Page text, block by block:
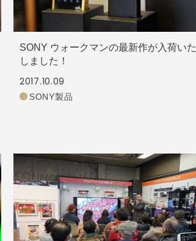
SONY ウォークマンの最新作が入荷いた
しました！
2017.10.09
SONY製品